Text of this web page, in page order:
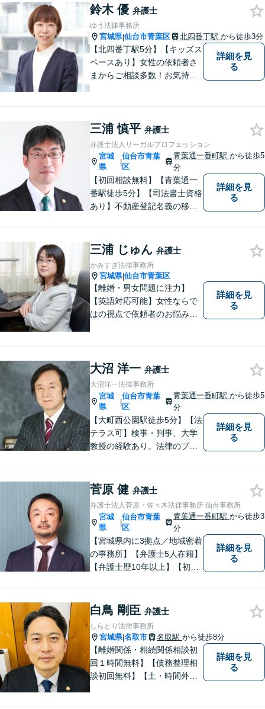
通した深いアドバ イスが可
能。借金・債務整理に関して
も熟知。
鈴木 優 弁護士
ゆう法律事務所
宮城県|仙台市青葉区 北四番丁駅 から徒歩3分
【北四番丁駅5分】【キッズス
ペースあり】女性の依頼者さ
まからご相談多数！お気持ち
料請求／親権・養育費【労働
問題】マタハラなど女性特有
のトラブルに迅速に対応【初
回相談無料】
詳細を見
る
三浦 慎平 弁護士
弁護士法人リーガルプロフェッション
宮城
県
|
仙台市青葉
区
青葉通一番町駅から徒歩5
分
【初回相談無料】【青葉通一
番駅徒歩5分】【司法書士資格
あり】不動産登記名義の移転
産分割のほか、交通事故・離
婚・借金などあらゆる法律問
題に全力を尽くします。お困
りの方はまずはご相談くださ
い。
詳細を見
る
三浦 じゅん 弁護士
かみすぎ法律事務所
宮城県|仙台市青葉区
【離婚・男女問題に注力】
【英語対応可能】女性ならで
はの視点で依頼者のお悩みに
のお困り事がございました
ら、お気軽にご相談くださ
い。
詳細を見
る
大沼 洋一 弁護士
大沼洋一法律事務所
宮城
県
|
仙台市青葉
区
青葉通一番町駅から徒歩5
分
【大町西公園駅徒歩5分】【法
テラス可】検事・判事、大学
教授の経験あり。法律のプロ
トーにしています。「相談し
てよかった」と思ってもらえ
るような弁護士を目指し、
日々精進いたします。
詳細を見
る
菅原 健 弁護士
弁護士法人菅原・佐々木法律事務所 仙台事務所
宮城
県
|
仙台市青葉
区
青葉通一番町駅から徒歩3
分
【宮城県内に3拠点／地域密着
の事務所】【弁護士5人在籍】
【弁護士歴10年以上】【初回
いう方も、まずはお電話くだ
さい。個人や企業のあらゆる
トラブルに対応【青葉通一番
町駅1分】
詳細を見
る
白鳥 剛臣 弁護士
しらとり法律事務所
宮城県|名取市 名取駅 から徒歩8分
【離婚関係・相続関係相談初
回１時間無料】【債務整理相
談初回無料】【土・時間外応
詳細を見
る